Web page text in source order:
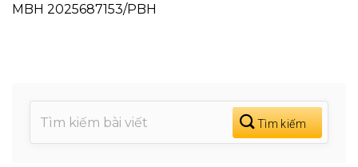
MBH 2025687153/PBH